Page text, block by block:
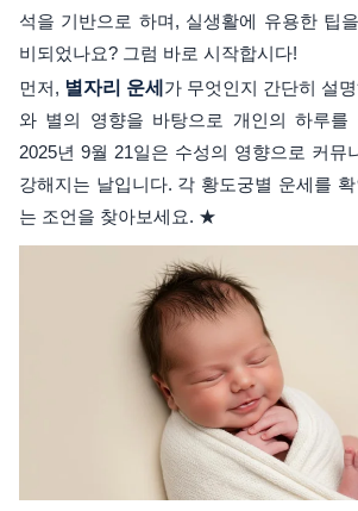
석을 기반으로 하며, 실생활에 유용한 팁
비되었나요? 그럼 바로 시작합시다!
먼저, 별자리 운세 가 무엇인지 간단히 설
와 별의 영향을 바탕으로 개인의 하루를
2025년 9월 21일은 수성의 영향으로 커뮤
강해지는 날입니다. 각 황도궁별 운세를
는 조언을 찾아보세요. ★